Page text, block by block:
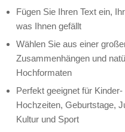
Fügen Sie Ihren Text ein,
was Ihnen gefällt
Wählen Sie aus einer
Zusammenhängen und
Hochformaten
Perfekt geeignet für
Hochzeiten, Geburtstage,
Kultur und Sport